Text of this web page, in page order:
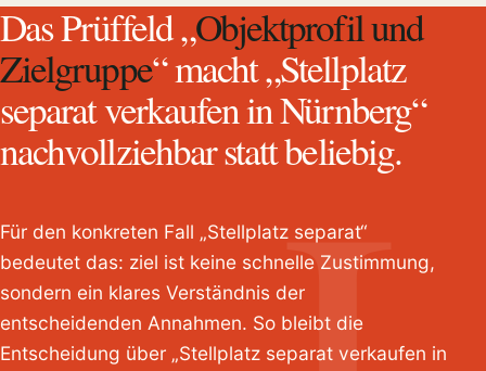
Das Prüffeld „Objektprofil und
Zielgruppe“ macht „Stellplatz
separat verkaufen in Nürnberg“
nachvollziehbar statt beliebig.
Für den konkreten Fall „Stellplatz separat“
bedeutet das: ziel ist keine schnelle Zustimmung,
sondern ein klares Verständnis der
entscheidenden Annahmen. So bleibt die
Entscheidung über „Stellplatz separat verkaufen in